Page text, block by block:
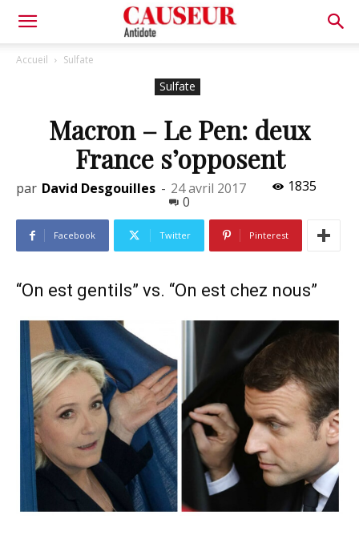
Antidote
Accueil Sulfate
Sulfate
Macron – Le Pen: deux
France s’opposent
par David Desgouilles - 24 avril 2017
1835
0
Facebook Twitter Pinterest
“On est gentils” vs. “On est chez nous”